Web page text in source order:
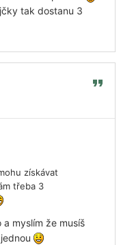
tak dostanu 3
získávat
třeba 3
myslím že musíš